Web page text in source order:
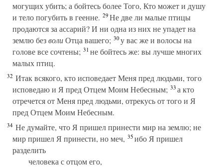
могущих убить; а бойтесь более Того, Кто может и душу
и тело погубить в геенне. 29Не две ли малые птицы
продаются за ассарий? И ни одна из них не упадет на
землю безволиОтца вашего; 30у вас же и волосы на
голове все сочтены; 31не бойтесь же: вы лучше многих
малых птиц.
32 Итак всякого, кто исповедает Меня пред людьми, того
исповедаю и Я пред Отцем Моим Небесным; 33а кто
отречется от Меня пред людьми, отрекусь от того и Я
пред Отцем Моим Небесным.
34 Не думайте, что Я пришел принести мир на землю; не
мир пришел Я принести, но меч, 35ибо Я пришел
разделить
человека с отцом его,